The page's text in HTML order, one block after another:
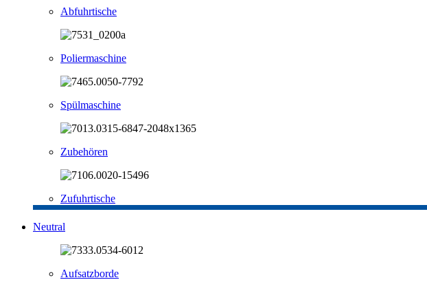
Abfuhrtische
Poliermaschine
Spülmaschine
Zubehören
Zufuhrtische
Neutral
Aufsatzborde